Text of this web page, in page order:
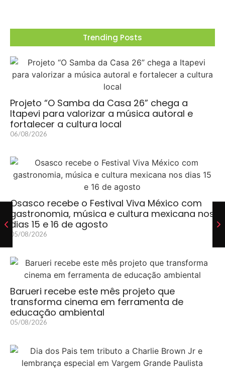
Trending Posts
Projeto “O Samba da Casa 26” chega a
Itapevi para valorizar a música autoral e
fortalecer a cultura local
06/08/2026
Osasco recebe o Festival Viva México com
gastronomia, música e cultura mexicana nos
dias 15 e 16 de agosto
05/08/2026
Barueri recebe este mês projeto que
transforma cinema em ferramenta de
educação ambiental
05/08/2026